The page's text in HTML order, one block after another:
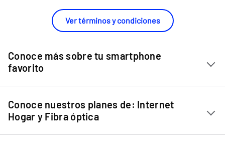
Ver términos y condiciones
Conoce más sobre tu smartphone
favorito
Chip Entel
Apple iPhone 11
Apple iPhone 12 Mini
Conoce nuestros planes de: Internet
Hogar y Fibra óptica
Internet Hogar